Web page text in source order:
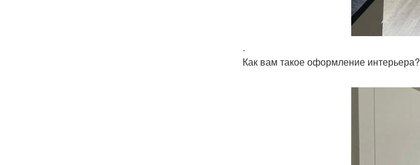
.
Как вам такое оформление интерьера?